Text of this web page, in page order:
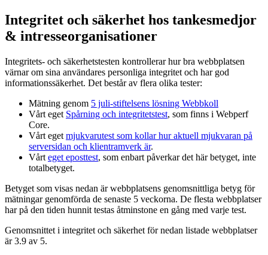
Integritet och säkerhet hos tankesmedjor
& intresseorganisationer
Integritets- och säkerhetstesten kontrollerar hur bra webbplatsen
värnar om sina användares personliga integritet och har god
informations­säkerhet. Det består av flera olika tester:
Mätning genom 5 juli-stiftelsens lösning Webbkoll
Vårt eget Spårning och integritetstest, som finns i Webperf
Core.
Vårt eget mjukvarutest som kollar hur aktuell mjukvaran på
serversidan och klient­ramverk är.
Vårt eget eposttest, som enbart påverkar det här betyget, inte
totalbetyget.
Betyget som visas nedan är webbplatsens genomsnittliga betyg för
mätningar genomförda de senaste 5 veckorna. De flesta webbplatser
har på den tiden hunnit testas åtminstone en gång med varje test.
Genomsnittet i integritet och säkerhet för nedan listade webbplatser
är 3.9 av 5.